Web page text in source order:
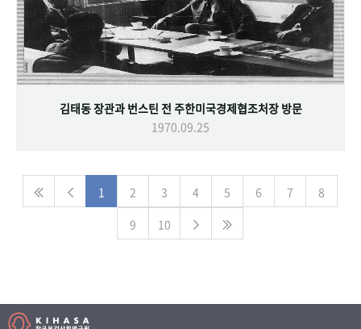
김태동 장관과 번스틴 전 주한미국경제협조처장 방문
1970.09.25
1 2 3 4 5 6 7
8
9
10